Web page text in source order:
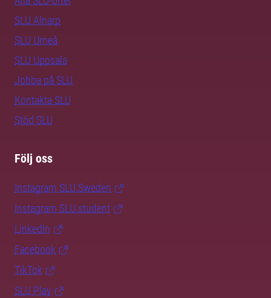
SLU Alnarp
SLU Umeå
SLU Uppsala
Jobba på SLU
Kontakta SLU
Stöd SLU
Följ oss
Instagram SLU.Sweden
Instagram SLU.student
LinkedIn
Facebook
TikTok
SLU Play